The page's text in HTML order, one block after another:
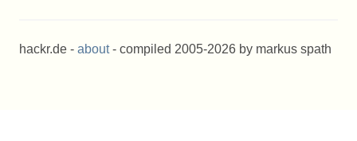
hackr.de - about- compiled 2005-2026 by markus spath